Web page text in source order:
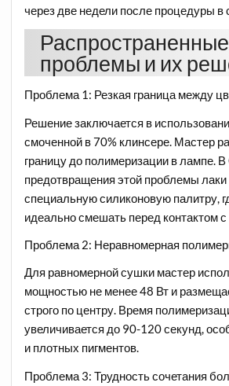
через две недели после процедуры в
Распространенные
проблемы и их
Проблема 1: Резкая граница между
Решение заключается в
смоченной в 70% клинсере. Мастер
границу до полимеризации в лампе. В
предотвращения этой проблемы лаки
специальную силиконовую палитру,
идеально смешать перед контактом с
Проблема 2: Неравномерная
Для равномерной сушки мастер
мощностью не менее 48 Вт и
строго по центру. Время
увеличивается до 90-120 секунд,
и плотных пигментов.
Проблема 3: Трудность сочетания